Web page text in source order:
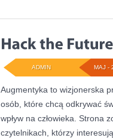
MAJ -
ADMIN
Augmentyka to wizjonerska
osób, które chcą odkrywać
wpływ na człowieka. Strona
czytelnikach, którzy